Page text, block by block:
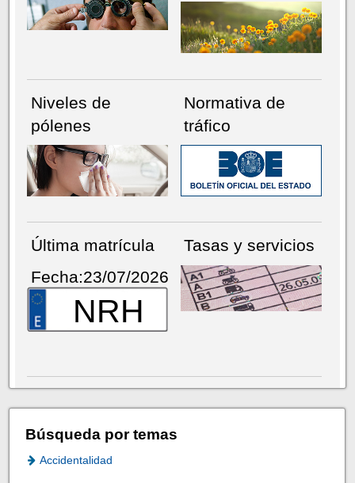
Niveles de
pólenes
Normativa de
tráfico
Última matrícula
Fecha:23/07/2026
NRH
Tasas y servicios
Búsqueda por temas
Accidentalidad